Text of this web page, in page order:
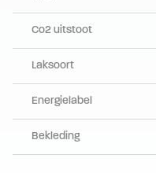
Co2 uitstoot
Laksoort
Energielabel
Bekleding